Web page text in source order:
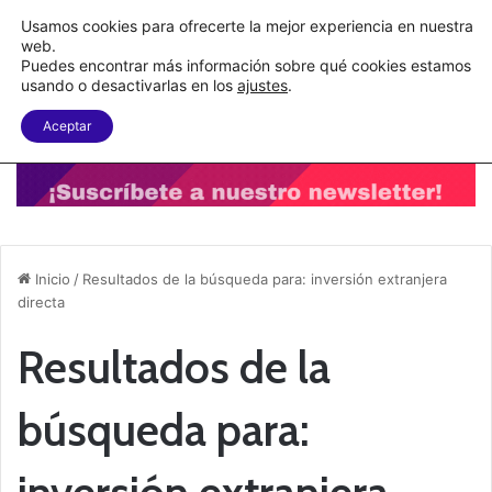
C&A México completa la implementación de su WMS en la nube
Menu
Inicio / Resultados de la búsqueda para: inversión extranjera
directa
Resultados de la
búsqueda para:
Usamos cookies para ofrecerte la mejor experiencia en nuestra
web.
Puedes encontrar más información sobre qué cookies estamos
usando o desactivarlas en los ajustes.
Aceptar